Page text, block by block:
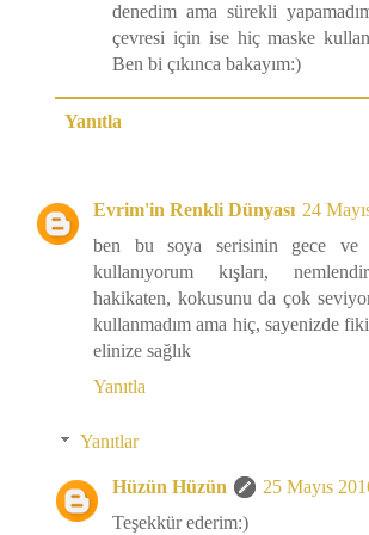
denedim ama sürekli
çevresi için ise hiç maske
Ben bi çıkınca bakayım:)
Yanıtla
Evrim'in Renkli Dünyası 24
ben bu soya serisinin gece ve
kullanıyorum kışları,
hakikaten, kokusunu da çok
kullanmadım ama hiç, sayenizde
elinize sağlık
Yanıtla
Yanıtlar
Hüzün Hüzün
25 Mayıs
Teşekkür ederim:)